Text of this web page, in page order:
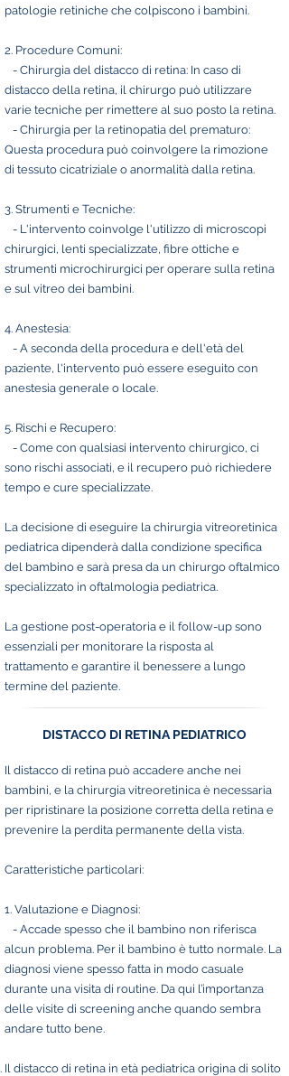
patologie retiniche che colpiscono i bambini.
2. Procedure Comuni:
- Chirurgia del distacco di retina: In caso di
distacco della retina, il chirurgo può utilizzare
varie tecniche per rimettere al suo posto la retina.
- Chirurgia per la retinopatia del prematuro:
Questa procedura può coinvolgere la rimozione
di tessuto cicatriziale o anormalità dalla retina.
3. Strumenti e Tecniche:
- L'intervento coinvolge l'utilizzo di microscopi
chirurgici, lenti specializzate, fibre ottiche e
strumenti microchirurgici per operare sulla retina
e sul vitreo dei bambini.
4. Anestesia:
- A seconda della procedura e dell'età del
paziente, l'intervento può essere eseguito con
anestesia generale o locale.
5. Rischi e Recupero:
- Come con qualsiasi intervento chirurgico, ci
sono rischi associati, e il recupero può richiedere
tempo e cure specializzate.
La decisione di eseguire la chirurgia vitreoretinica
pediatrica dipenderà dalla condizione specifica
del bambino e sarà presa da un chirurgo oftalmico
specializzato in oftalmologia pediatrica.
La gestione post-operatoria e il follow-up sono
essenziali per monitorare la risposta al
trattamento e garantire il benessere a lungo
termine del paziente.
DISTACCO DI RETINA PEDIATRICO
Il distacco di retina può accadere anche nei
bambini, e la chirurgia vitreoretinica è necessaria
per ripristinare la posizione corretta della retina e
prevenire la perdita permanente della vista.
Caratteristiche particolari:
1. Valutazione e Diagnosi:
- Accade spesso che il bambino non riferisca
alcun problema. Per il bambino è tutto normale. La
diagnosi viene spesso fatta in modo casuale
durante una visita di routine. Da qui l’importanza
delle visite di screening anche quando sembra
andare tutto bene.
Il distacco di retina in età pediatrica origina di solito